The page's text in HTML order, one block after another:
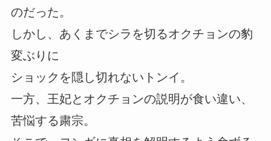
のだった。
しかし、あくまでシラを切るオクチョンの豹
変ぶりに
ショックを隠し切れないトンイ。
一方、王妃とオクチョンの説明が食い違い、
苦悩する粛宗。